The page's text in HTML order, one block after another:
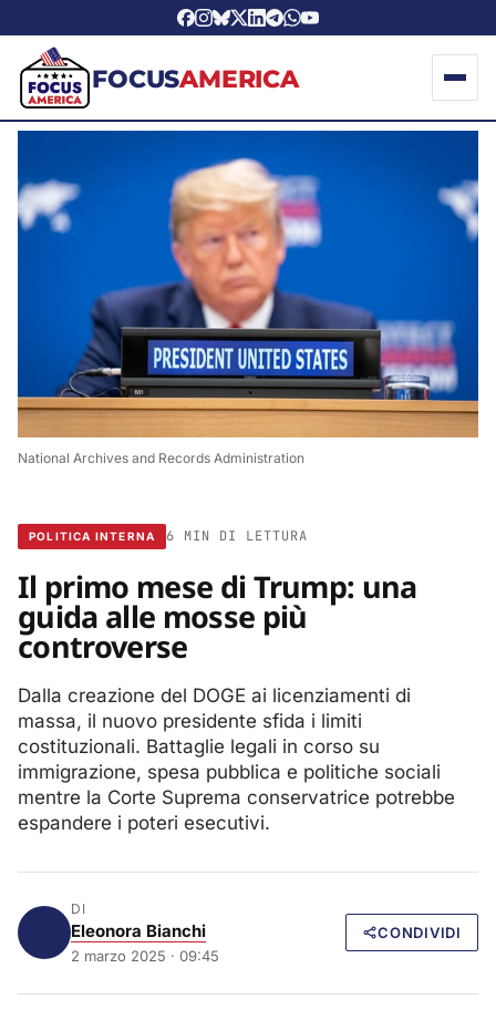
FOCUSAMERICA
National Archives and Records Administration
POLITICA INTERNA 6 MIN DI LETTURA
Il primo mese di Trump: una
guida alle mosse più
controverse
Dalla creazione del DOGE ai licenziamenti di
massa, il nuovo presidente sfida i limiti
costituzionali. Battaglie legali in corso su
immigrazione, spesa pubblica e politiche sociali
mentre la Corte Suprema conservatrice potrebbe
espandere i poteri esecutivi.
DI
Eleonora Bianchi
2 marzo 2025 · 09:45
CONDIVIDI